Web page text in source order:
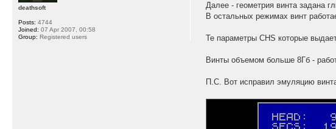
Далее - геометрия винта задана
В остальных режимах винт
Те параметры CHS которые
Винты объемом больше 8Гб -
П.С. Вот исправил эмуляцию
deathsoft
Posts: 4744
Joined: 07 Apr 2007, 00:58
Group: Registered users